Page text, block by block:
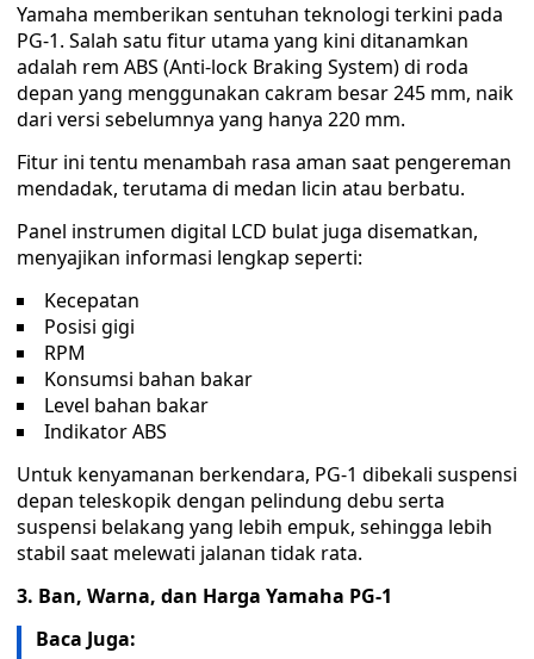
Yamaha memberikan sentuhan teknologi terkini pada
PG-1. Salah satu fitur utama yang kini ditanamkan
adalah rem ABS (Anti-lock Braking System) di roda
depan yang menggunakan cakram besar 245 mm, naik
dari versi sebelumnya yang hanya 220 mm.
Fitur ini tentu menambah rasa aman saat pengereman
mendadak, terutama di medan licin atau berbatu.
Panel instrumen digital LCD bulat juga disematkan,
menyajikan informasi lengkap seperti:
Kecepatan
Posisi gigi
RPM
Konsumsi bahan bakar
Level bahan bakar
Indikator ABS
Untuk kenyamanan berkendara, PG-1 dibekali suspensi
depan teleskopik dengan pelindung debu serta
suspensi belakang yang lebih empuk, sehingga lebih
stabil saat melewati jalanan tidak rata.
3. Ban, Warna, dan Harga Yamaha PG-1
Baca Juga: